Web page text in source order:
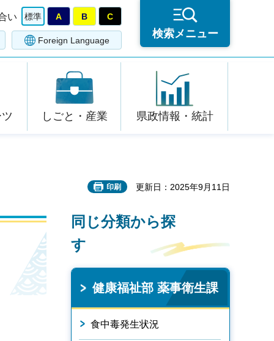
い 標準 A B C
Foreign Language
検索メニュー
しごと・産業 県政情報・統計
印刷 更新日：2025年9月11日
同じ分類から探
す
健康福祉部 薬事衛生課
食中毒発生状況